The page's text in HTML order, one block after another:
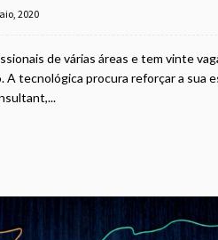
2020
de várias áreas e tem vinte
A tecnológica procura reforçar a sua